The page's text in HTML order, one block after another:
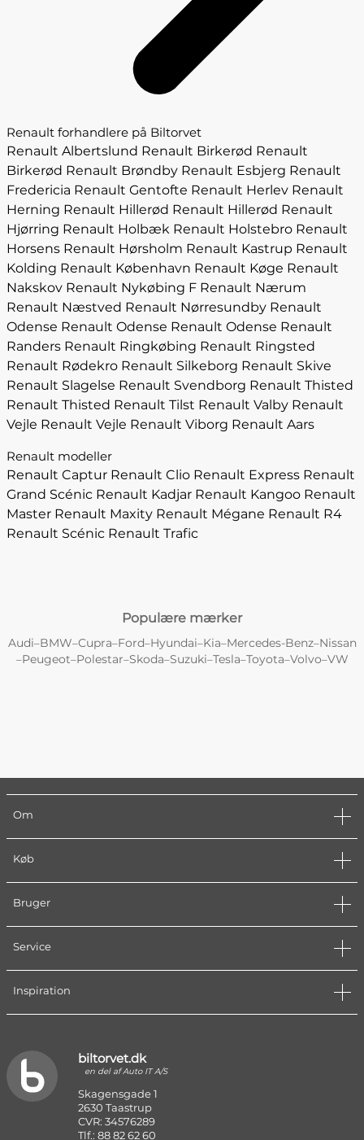
Renault forhandlere på Biltorvet
Renault Albertslund Renault Birkerød Renault
Birkerød Renault Brøndby Renault Esbjerg Renault
Fredericia Renault Gentofte Renault Herlev Renault
Herning Renault Hillerød Renault Hillerød Renault
Hjørring Renault Holbæk Renault Holstebro Renault
Horsens Renault Hørsholm Renault Kastrup Renault
Kolding Renault København Renault Køge Renault
Nakskov Renault Nykøbing F Renault Nærum
Renault Næstved Renault Nørresundby Renault
Odense Renault Odense Renault Odense Renault
Randers Renault Ringkøbing Renault Ringsted
Renault Rødekro Renault Silkeborg Renault Skive
Renault Slagelse Renault Svendborg Renault Thisted
Renault Thisted Renault Tilst Renault Valby Renault
Vejle Renault Vejle Renault Viborg Renault Aars
Renault modeller
Renault Captur Renault Clio Renault Express Renault
Grand Scénic Renault Kadjar Renault Kangoo Renault
Master Renault Maxity Renault Mégane Renault R4
Renault Scénic Renault Trafic
Populære mærker
Audi–BMW–Cupra–Ford–Hyundai–Kia–Mercedes-Benz–Nissan
–Peugeot–Polestar–Skoda–Suzuki–Tesla–Toyota–Volvo–VW
Om
Køb
Bruger
Service
Inspiration
biltorvet.dk
en del af Auto IT A/S
Skagensgade 1
2630 Taastrup
CVR: 34576289
Tlf.: 88 82 62 60